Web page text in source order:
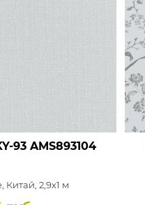
93 AMS893104
Китай, 2,9x1 м